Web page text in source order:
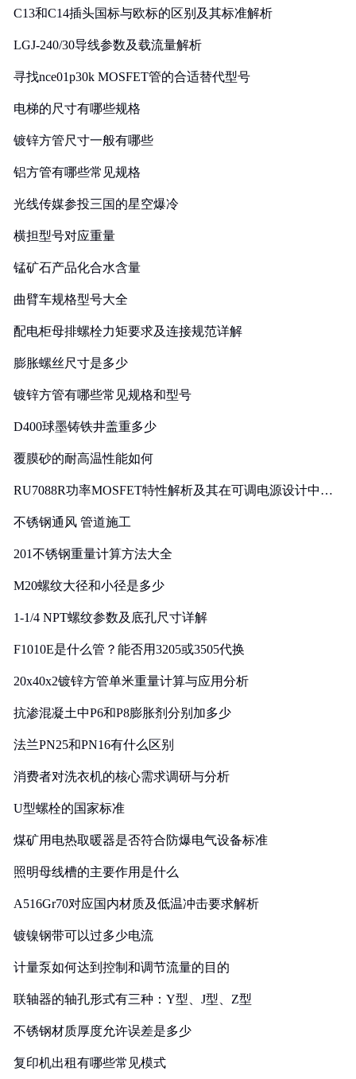
C13和C14插头国标与欧标的区别及其标准解析
LGJ-240/30导线参数及载流量解析
寻找nce01p30k MOSFET管的合适替代型号
电梯的尺寸有哪些规格
镀锌方管尺寸一般有哪些
铝方管有哪些常见规格
光线传媒参投三国的星空爆冷
横担型号对应重量
锰矿石产品化合水含量
曲臂车规格型号大全
配电柜母排螺栓力矩要求及连接规范详解
膨胀螺丝尺寸是多少
镀锌方管有哪些常见规格和型号
D400球墨铸铁井盖重多少
覆膜砂的耐高温性能如何
RU7088R功率MOSFET特性解析及其在可调电源设计中的
不锈钢通风 管道施工
201不锈钢重量计算方法大全
M20螺纹大径和小径是多少
1-1/4 NPT螺纹参数及底孔尺寸详解
F1010E是什么管？能否用3205或3505代换
20x40x2镀锌方管单米重量计算与应用分析
抗渗混凝土中P6和P8膨胀剂分别加多少
法兰PN25和PN16有什么区别
消费者对洗衣机的核心需求调研与分析
U型螺栓的国家标准
煤矿用电热取暖器是否符合防爆电气设备标准
照明母线槽的主要作用是什么
A516Gr70对应国内材质及低温冲击要求解析
镀镍钢带可以过多少电流
计量泵如何达到控制和调节流量的目的
联轴器的轴孔形式有三种：Y型、J型、Z型
不锈钢材质厚度允许误差是多少
复印机出租有哪些常见模式